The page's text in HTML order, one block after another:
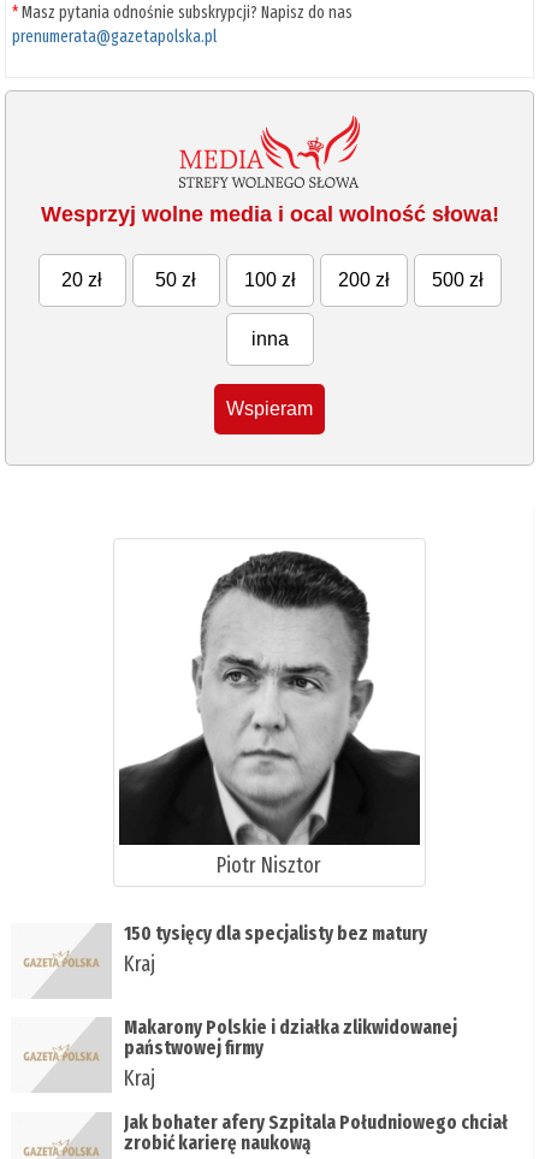
*Masz pytania odnośnie subskrypcji? Napisz do nas
prenumerata@gazetapolska.pl
Wesprzyj wolne media i ocal wolność słowa!
20 zł 50 zł 100 zł 200 zł 500 zł
inna
Wspieram
Piotr Nisztor
150 tysięcy dla specjalisty bez matury
Kraj
Makarony Polskie i działka zlikwidowanej
państwowej firmy
Kraj
Jak bohater afery Szpitala Południowego chciał
zrobić karierę naukową